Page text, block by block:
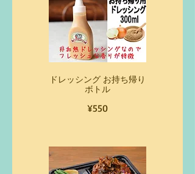
ドレッシング お持ち帰り
ボトル
¥550